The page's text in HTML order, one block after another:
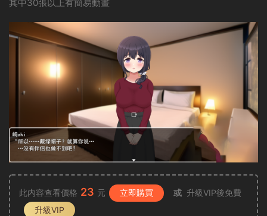
其中30張以上有簡易動畫
此内容查看價格 23 元 立即購買 或 升級VIP後免費
升級VIP